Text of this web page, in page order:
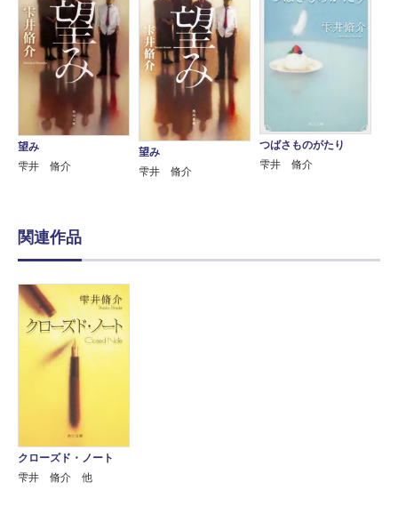
望み
雫井 脩介
望み
雫井 脩介
つばさものがたり
雫井 脩介
関連作品
クローズド・ノート
雫井 脩介 他